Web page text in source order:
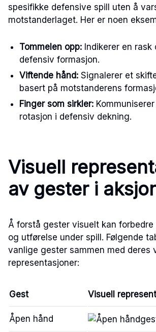
spesifikke defensive spill uten å
motstanderlaget. Her er noen
Tommelen opp: Indikerer en
defensiv formasjon.
Viftende hånd: Signalerer et
basert på motstanderens
Finger som sirkler:
rotasjon i defensiv dekning.
Visuell
av gester i
Å forstå gester visuelt kan forbedre
og utførelse under spill. Følgende
vanlige gester sammen med deres
representasjoner:
Gest Visuell
Åpen hånd